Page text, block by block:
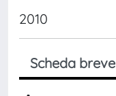
2010
Scheda breve